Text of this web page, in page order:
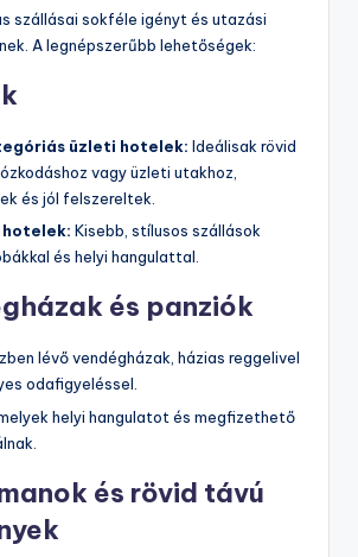
szállásai sokféle igényt és utazási
A legnépszerűbb lehetőségek:
üzleti hotelek: Ideálisak rövid
vagy üzleti utakhoz,
és jól felszereltek.
Kisebb, stílusos szállások
és helyi hangulattal.
és panziók
lévő vendégházak, házias reggelivel
odafigyeléssel.
helyi hangulatot és megfizethető
és rövid távú